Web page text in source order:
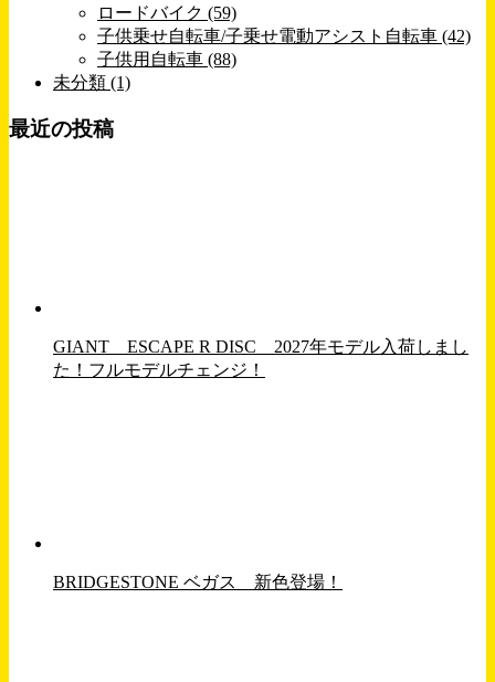
ロードバイク (59)
子供乗せ自転車/子乗せ電動アシスト自転車 (42)
子供用自転車 (88)
未分類 (1)
最近の投稿
GIANT ESCAPE R DISC 2027年モデル入荷しまし
た！フルモデルチェンジ！
BRIDGESTONE ベガス 新色登場！